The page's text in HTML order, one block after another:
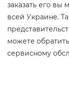
заказать его вы
всей Украине.
можете
сервисному